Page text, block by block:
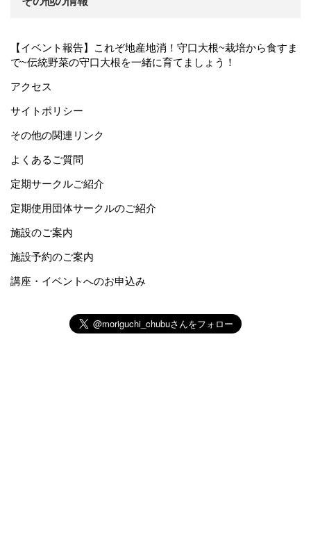
【イベント報告】これぞ地産地消！守口大根~栽培から食すま
で~伝統野菜の守口大根を一緒に育てましょう！
アクセス
サイトポリシー
その他の関連リンク
よくあるご質問
定期サークルご紹介
定期使用団体サークルのご紹介
施設のご案内
施設予約のご案内
講座・イベントへのお申込み